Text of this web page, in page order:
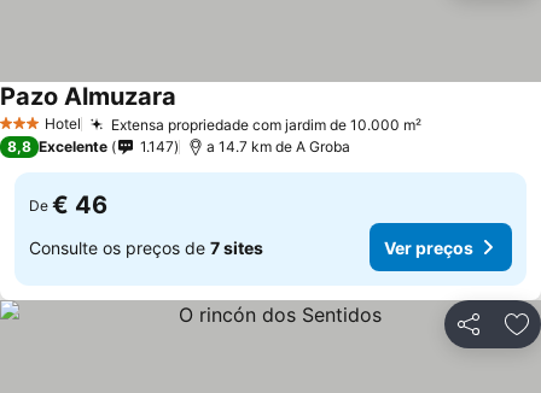
3 EstrelasHotel Extensa propriedade com jardim de 10.000 m²
Pazo Almuzara
8,8 Excelente 1.147 a 14.7 km de A Groba
De € 46
Consulte os preços de 7 sites Ver preços
Partilhar